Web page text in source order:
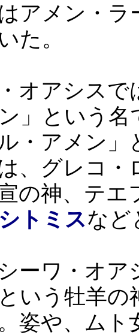
アメン・
た。
オアシス
」という名
・アメン」
、グレコ・
の神、テエ
トミスなど
ーワ・オ
いう牡羊
姿や、ム